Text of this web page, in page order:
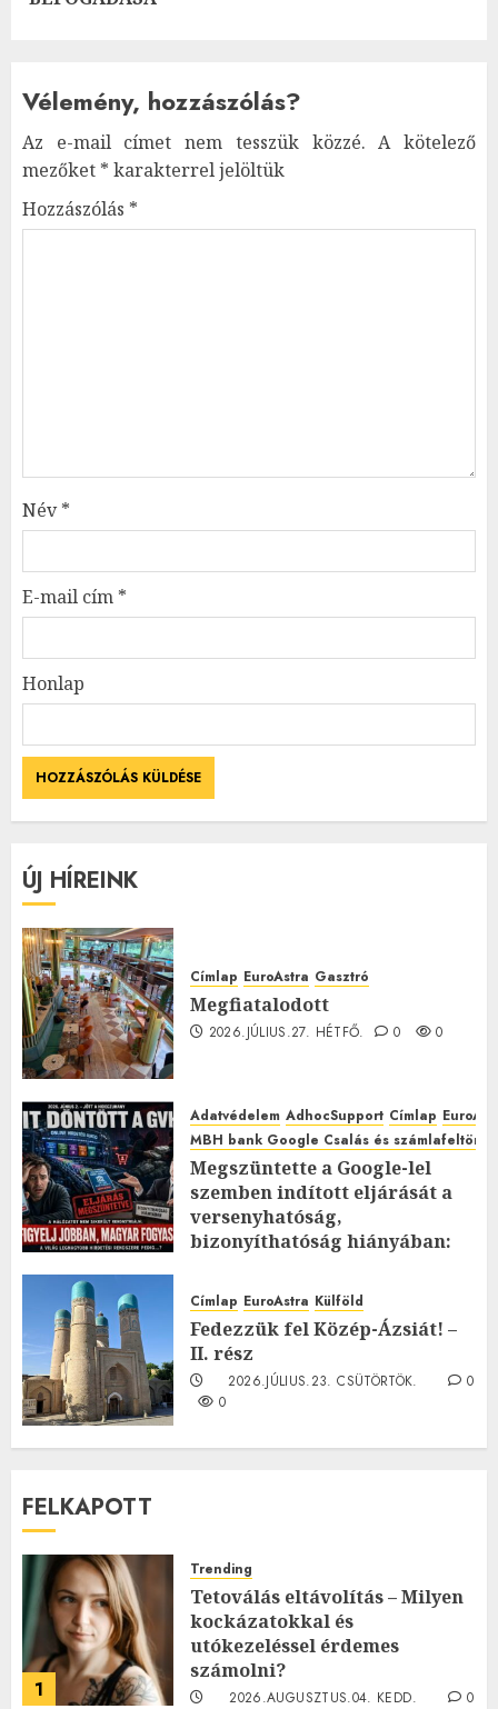
Vélemény, hozzászólás?
Az e-mail címet nem tesszük közzé. A kötelező
mezőket * karakterrel jelöltük
Hozzászólás *
Név*
E-mail cím *
Honlap
ÚJ HÍREINK
Címlap EuroAstra Gasztró
Megfiatalodott
2026.JÚLIUS.27. HÉTFŐ. 0 0
Adatvédelem AdhocSupport Címlap
MBH bank Google Csalás és
Megszüntette a Google-lel
szemben indított eljárását a
versenyhatóság,
bizonyíthatóság hiányában:
2026.JÚLIUS.23. CSÜTÖRTÖK.
0
Címlap EuroAstra Külföld
Fedezzük fel Közép-Ázsiát! –
II. rész
2026.JÚLIUS.23. CSÜTÖRTÖK.
0
0
FELKAPOTT
1
Trending
Tetoválás eltávolítás – Milyen
kockázatokkal és
utókezeléssel érdemes
számolni?
2026.AUGUSZTUS.04. KEDD.
0